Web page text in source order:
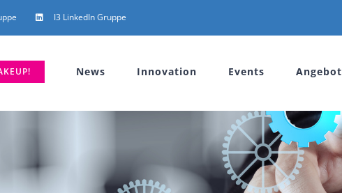
I3 LinkedIn Gruppe
News Innovation Events Angebot